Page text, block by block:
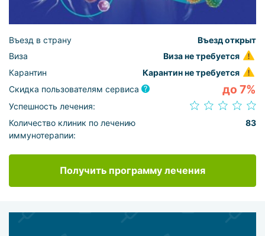
Въезд в страну
Въезд открыт
Виза
Виза не требуется
Карантин
Карантин не требуется
Скидка пользователям сервиса
до 7%
Успешность лечения:
Количество клиник по лечению
иммунотерапии:
83
Получить программу лечения